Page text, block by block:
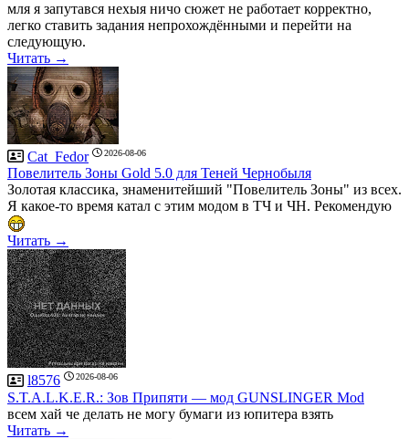
мля я запутався нехыя ничо сюжет не работает корректно,
легко ставить задания непрохождёнными и перейти на
следующую.
Читать →
Cat_Fedor 2026-08-06
Повелитель Зоны Gold 5.0 для Теней Чернобыля
Золотая классика, знаменитейший "Повелитель Зоны" из всех.
Я какое-то время катал с этим модом в ТЧ и ЧН. Рекомендую
Читать →
l8576 2026-08-06
S.T.A.L.K.E.R.: Зов Припяти — мод GUNSLINGER Mod
всем хай че делать не могу бумаги из юпитера взять
Читать →